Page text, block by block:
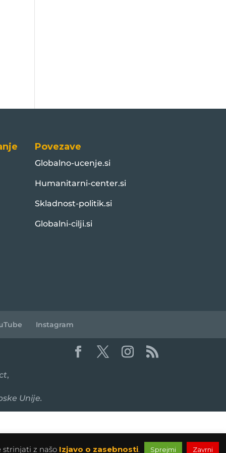
Povezave
Globalno-ucenje.si
Humanitarni-center.si
Skladnost-politik.si
Globalni-cilji.si
Instagram
,
Unije.
strinjati z našo Izjavo o zasebnosti. Sprejmi Zavrni